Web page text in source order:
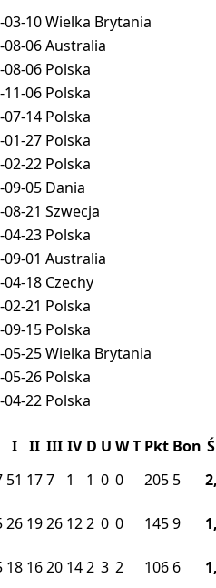
03-10Wielka Brytania
08-06Australia
08-06 Polska
11-06 Polska
07-14 Polska
01-27 Polska
02-22 Polska
09-05 Dania
21 Szwecja
04-23 Polska
01 Australia
04-18 Czechy
21 Polska
09-15 Polska
05-25Wielka Brytania
05-26 Polska
04-22 Polska
I II III IV D U WT Pkt Bon
51 177 1 1 0 0 205 5
26 1926 122 0 0 1459
18 1620 142 3 2 106 6